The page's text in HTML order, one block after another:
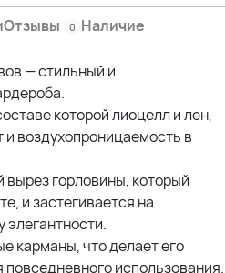
: рост 174см; ОГ 100см; ОТ 82см;
Отзывы 0 Наличие
— стильный и
которой лиоцелл и лен,
воздухопроницаемость в
горловины, который
и застегивается на
элегантности.
карманы, что делает его
использования.